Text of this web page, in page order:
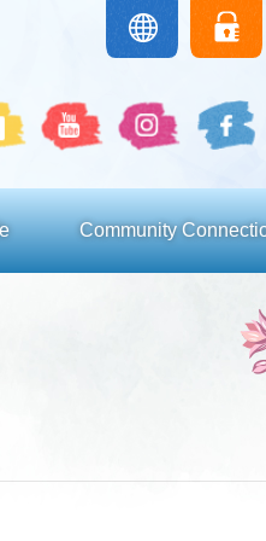
Google
Classroom
Community